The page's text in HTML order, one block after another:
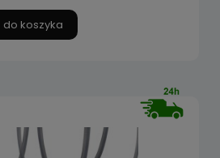
do koszyka